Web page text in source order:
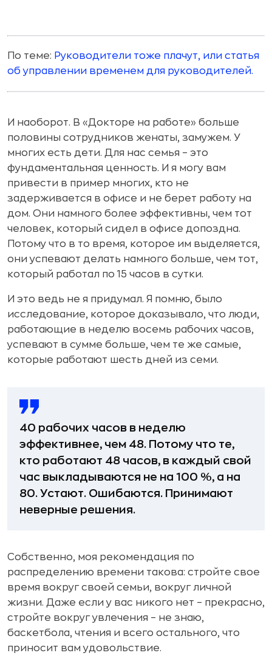
По теме: Руководители тоже плачут, или статья
об управлении временем для руководителей.
И наоборот. В «Докторе на работе» больше
половины сотрудников женаты, замужем. У
многих есть дети. Для нас семья – это
фундаментальная ценность. И я могу вам
привести в пример многих, кто не
задерживается в офисе и не берет работу на
дом. Они намного более эффективны, чем тот
человек, который сидел в офисе допоздна.
Потому что в то время, которое им выделяется,
они успевают делать намного больше, чем тот,
который работал по 15 часов в сутки.
И это ведь не я придумал. Я помню, было
исследование, которое доказывало, что люди,
работающие в неделю восемь рабочих часов,
успевают в сумме больше, чем те же самые,
которые работают шесть дней из семи.
40 рабочих часов в неделю
эффективнее, чем 48. Потому что те,
кто работают 48 часов, в каждый свой
час выкладываются не на 100 %, а на
80. Устают. Ошибаются. Принимают
неверные решения.
Собственно, моя рекомендация по
распределению времени такова: стройте свое
время вокруг своей семьи, вокруг личной
жизни. Даже если у вас никого нет – прекрасно,
стройте вокруг увлечения – не знаю,
баскетбола, чтения и всего остального, что
приносит вам удовольствие.